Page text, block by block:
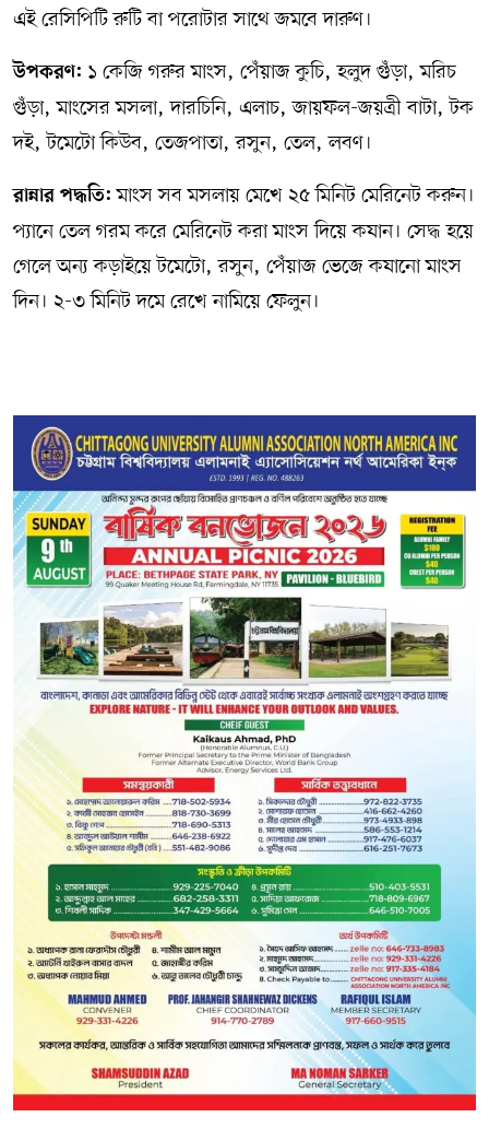
এই রেসিপিটি রুটি বা পরোটার সাথে জমবে দারুণ।
উপকরণ: ১ কেজি গরুর মাংস, পেঁয়াজ কুচি, হলুদ গুঁড়া, মরিচ
গুঁড়া, মাংসের মসলা, দারচিনি, এলাচ, জায়ফল-জয়ত্রী বাটা, টক
দই, টমেটো কিউব, তেজপাতা, রসুন, তেল, লবণ।
রান্নার পদ্ধতি: মাংস সব মসলায় মেখে ২৫ মিনিট মেরিনেট করুন।
প্যানে তেল গরম করে মেরিনেট করা মাংস দিয়ে কষান। সেদ্ধ হয়ে
গেলে অন্য কড়াইয়ে টমেটো, রসুন, পেঁয়াজ ভেজে কষানো মাংস
দিন। ২-৩ মিনিট দমে রেখে নামিয়ে ফেলুন।